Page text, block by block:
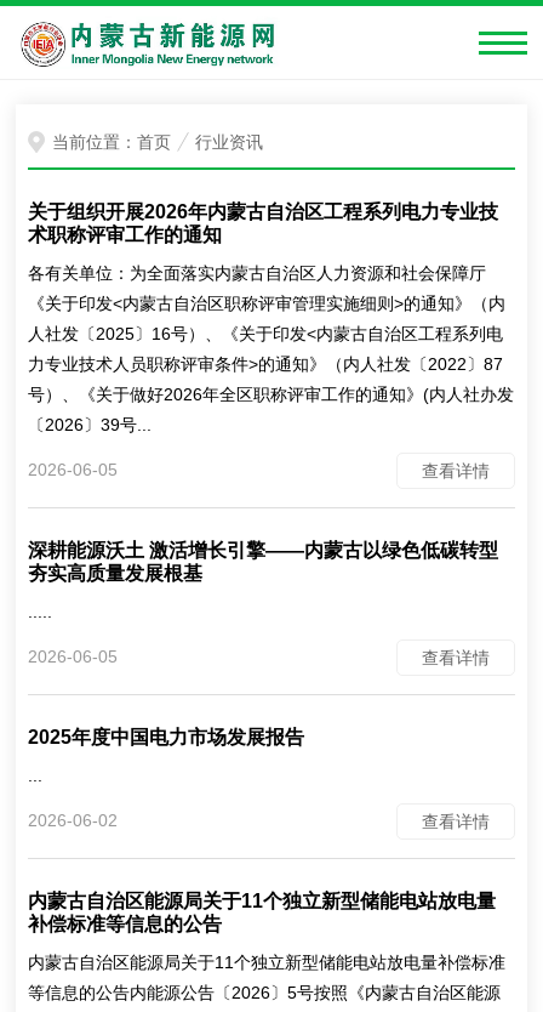
当前位置：首页 行业资讯
关于组织开展2026年内蒙古自治区工程系列电力专业技
术职称评审工作的通知
各有关单位：为全面落实内蒙古自治区人力资源和社会保障厅
《关于印发<内蒙古自治区职称评审管理实施细则>的通知》（内
人社发〔2025〕16号）、《关于印发<内蒙古自治区工程系列电
力专业技术人员职称评审条件>的通知》（内人社发〔2022〕87
号）、《关于做好2026年全区职称评审工作的通知》(内人社办发
〔2026〕39号...
2026-06-05 查看详情
深耕能源沃土 激活增长引擎——内蒙古以绿色低碳转型
夯实高质量发展根基
2026-06-05 查看详情
2025年度中国电力市场发展报告
2026-06-02 查看详情
内蒙古自治区能源局关于11个独立新型储能电站放电量
补偿标准等信息的公告
内蒙古自治区能源局关于11个独立新型储能电站放电量补偿标准
等信息的公告内能源公告〔2026〕5号按照《内蒙古自治区能源